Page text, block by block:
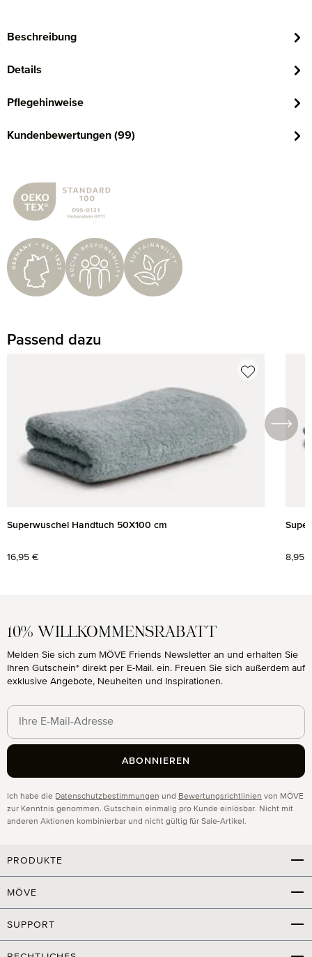
Beschreibung
Details
Pflegehinweise
Kundenbewertungen (99)
Passend dazu
Superwuschel Handtuch 50X100 cm
Regulärer Preis:
16,95 € 8,95
10% WILLKOMMENSRABATT
Melden Sie sich zum MÖVE Friends Newsletter an und erhalten Sie
Ihren Gutschein* direkt per E-Mail. ein. Freuen Sie sich außerdem auf
exklusive Angebote, Neuheiten und Inspirationen.
Ich habe die Datenschutzbestimmungen und Bewertungsrichtlinien von MÖVE
zur Kenntnis genommen. Gutschein einmalig pro Kunde einlösbar. Nicht mit
anderen Aktionen kombinierbar und nicht gültig für Sale-Artikel.
ABONNIEREN
PRODUKTE
MÖVE
SUPPORT